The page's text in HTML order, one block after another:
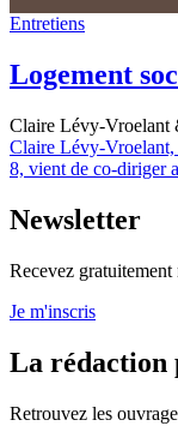
Entretiens
Logement
Claire Lévy-Vroelant
Claire Lévy-Vroelant,
8, vient de co-diriger
Newsletter
Recevez
Je m'inscris
La rédaction
Retrouvez les